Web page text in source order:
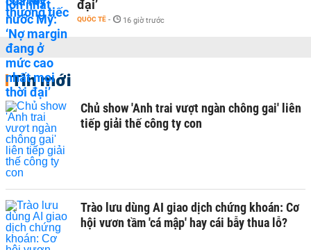
đại’
QUỐC TẾ - 16 giờ trước
Tin mới
Chủ show 'Anh trai vượt ngàn chông gai' liên
tiếp giải thế công ty con
Trào lưu dùng AI giao dịch chứng khoán: Cơ
hội vươn tầm 'cá mập' hay cái bẫy thua lỗ?